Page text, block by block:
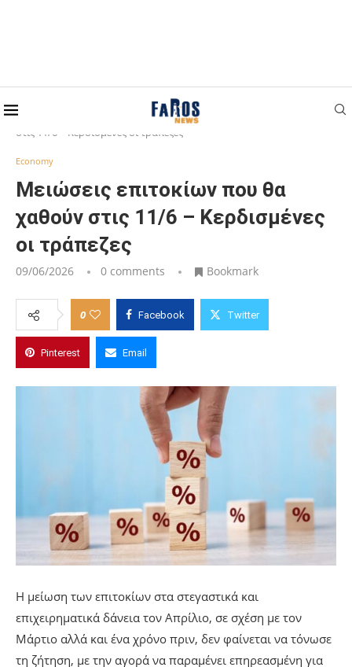
Home
Μειώσεις επιτοκίων που θα χαθούν
στις 11/6 – Κερδισμένες οι τράπεζες
Economy
Μειώσεις επιτοκίων που θα
χαθούν στις 11/6 – Κερδισμένες
οι τράπεζες
09/06/2026 0 comments Bookmark
0 Facebook Twitter
Pinterest Email
Η μείωση των επιτοκίων στα στεγαστικά και
επιχειρηματικά δάνεια τον Απρίλιο, σε σχέση με τον
Μάρτιο αλλά και ένα χρόνο πριν, δεν φαίνεται να τόνωσε
τη ζήτηση, με την αγορά να παραμένει επηρεασμένη για